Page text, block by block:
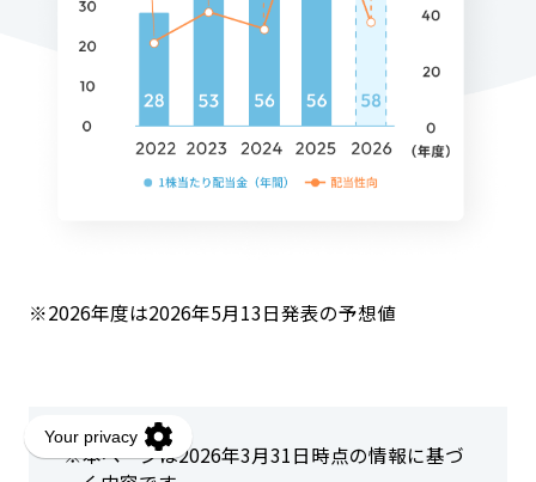
※2026年度は2026年5月13日発表の予想値
※本ページは2026年3月31日時点の情報に基づ